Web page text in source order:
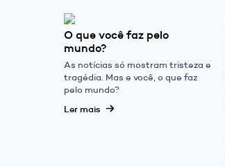
O que você faz pelo
mundo?
As notícias só mostram tristeza e
tragédia. Mas e você, o que faz
pelo mundo?
Ler mais